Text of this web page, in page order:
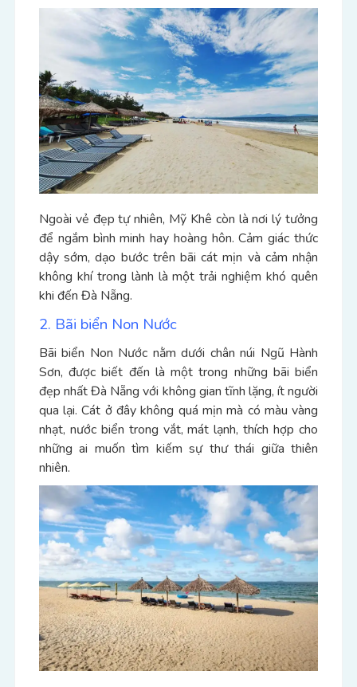
Ngoài vẻ đẹp tự nhiên, Mỹ Khê còn là nơi lý tưởng
để ngắm bình minh hay hoàng hôn. Cảm giác thức
dậy sớm, dạo bước trên bãi cát mịn và cảm nhận
không khí trong lành là một trải nghiệm khó quên
khi đến Đà Nẵng.
2. Bãi biển Non Nước
Bãi biển Non Nước nằm dưới chân núi Ngũ Hành
Sơn, được biết đến là một trong những bãi biển
đẹp nhất Đà Nẵng với không gian tĩnh lặng, ít người
qua lại. Cát ở đây không quá mịn mà có màu vàng
nhạt, nước biển trong vắt, mát lạnh, thích hợp cho
những ai muốn tìm kiếm sự thư thái giữa thiên
nhiên.